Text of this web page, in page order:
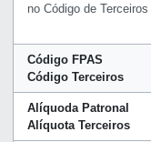
no Código de Terceiros
Código FPAS
Código Terceiros
Alíquoda Patronal
Alíquota Terceiros